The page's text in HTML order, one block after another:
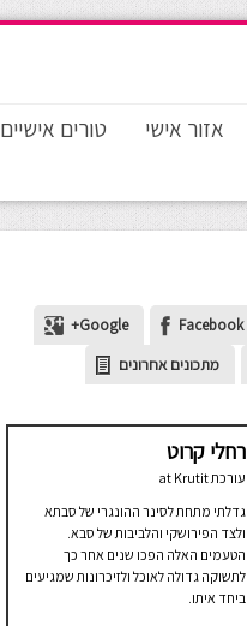
אזור אישי טורים אישיים
Facebook
Google+
מתכונים אחרונים
רחלי קרוט
עורכת Krutit
גדלתי מתחת לסינר ההונגרי של סבתא
ולצד הפירושקי והלביבות של סבא.
הטעמים האלה הפכו שנים אחר כך
לתשוקה גדולה לאוכל ולזיכרונות שמגיעים
ביחד איתו.